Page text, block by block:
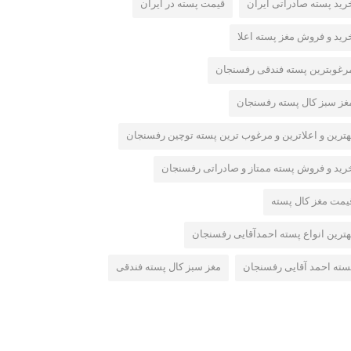
پسته صادراتی ایران قیمت پسته در ایران
و فروش مغز پسته اعلا
پسته فندقی رفسنجان
سبز کال پسته رفسنجان
و اعلاترین و مرغوب ترین پسته توچین رفسنجان
و فروش پسته ممتاز و صادراتی رفسنجان
مغز کال پسته
انواع پسته احمدآقایی رفسنجان
احمد آقایی رفسنجان مغز سبز کال پسته فندقی